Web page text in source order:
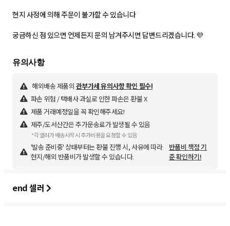
현지 사정에 의해 주문이 불가할 수 있습니다
궁금하신 점 있으면 언제든지 문의 남겨주시면 답변드리겠습니다. 💜
유의사항
해외배송 제품의 관부가세 유의사항 확인 필수!
파손 위험 / 택배사 과실로 인한 파손은 환불 X
제품 거래예정일을 꼭 확인해주세요!
제주/도서산간은 추가운송료가 발생될 수 있음
*각 셀러가 배송시작 시 추가비용을 요청할 수 있음
'발송 준비중' 상태부터는 환불 진행 시, 사유에 따라
현지/해외 반품비가 발생할 수 있습니다.
반품비 책정 기
준 확인하기!
end 셀러